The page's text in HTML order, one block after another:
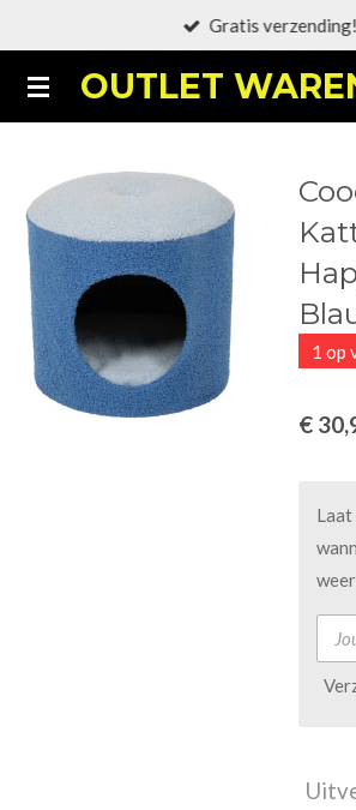
naar
de
OUTLET
Gratis verzending!
1 op
€
Laat